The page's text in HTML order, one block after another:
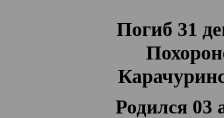
Погиб 31
Родился 03